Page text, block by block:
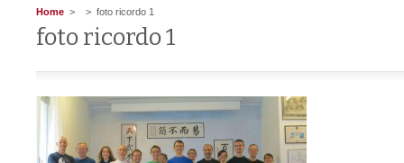
Home > > foto ricordo 1
foto ricordo 1